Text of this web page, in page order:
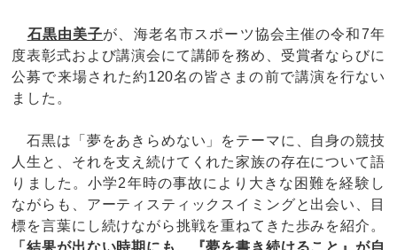
石黒由美子が、海老名市スポーツ協会主催の令和7年
度表彰式および講演会にて講師を務め、受賞者ならびに
公募で来場された約120名の皆さまの前で講演を行ない
ました。
石黒は「夢をあきらめない」をテーマに、自身の競技
人生と、それを支え続けてくれた家族の存在について語
りました。小学2年時の事故により大きな困難を経験し
ながらも、アーティスティックスイミングと出会い、目
標を言葉にし続けながら挑戦を重ねてきた歩みを紹介。
「結果が出ない時期にも、『夢を書き続けること』が自